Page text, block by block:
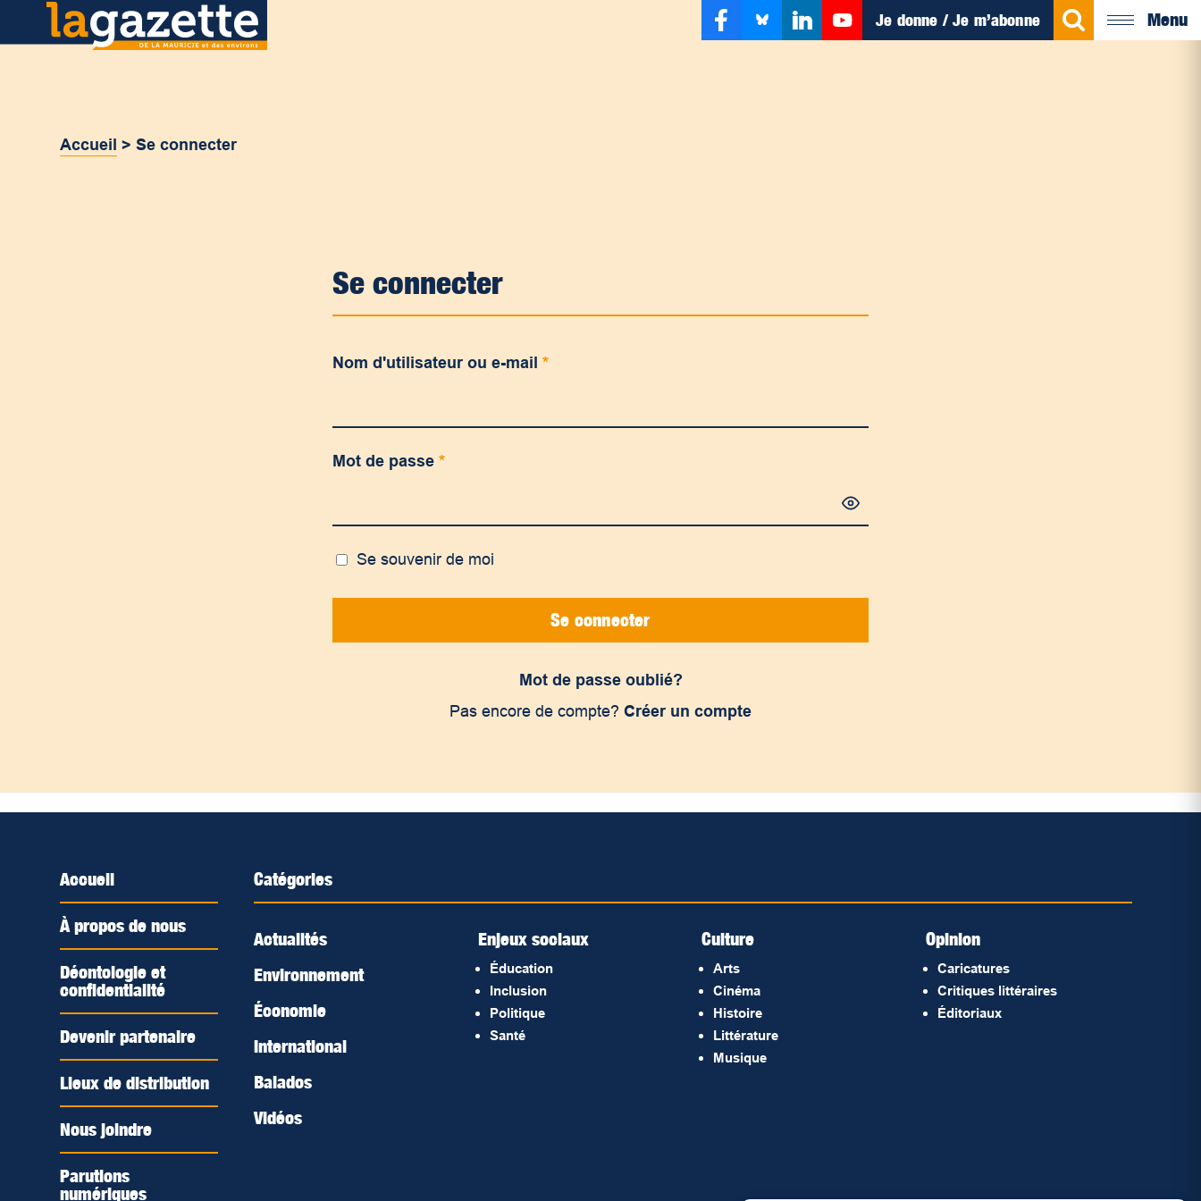
Je donne / Je m’abonne Menu
Accueil >Se connecter
Se connecter
Nom d'utilisateur ou e-mail *
Mot de passe *
Se souvenir de moi
Se connecter
Mot de passe oublié?
Pas encore de compte? Créer un compte
Accueil
À propos de nous
Déontologie et
confidentialité
Devenir partenaire
Lieux de distribution
Nous joindre
Parutions
numériques
Catégories
Actualités
Environnement
Économie
International
Balados
Vidéos
Enjeux sociaux
Éducation
Inclusion
Politique
Santé
Culture
Arts
Cinéma
Histoire
Littérature
Musique
Opinion
Caricatures
Critiques littéraires
Éditoriaux